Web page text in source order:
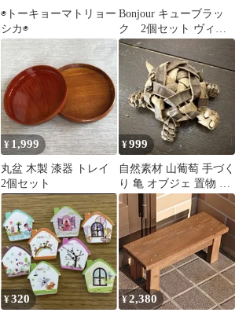
◉トーキョーマトリョー
シカ◉
Bonjour キューブラッ
ク 2個セット ヴィン
テージ風 木製 木箱
¥ 1,999
丸盆 木製 漆器 トレイ
2個セット
¥999
自然素材 山葡萄 手づく
り 亀 オブジェ 置物 縁
起物 手仕事
¥320 ¥2,380